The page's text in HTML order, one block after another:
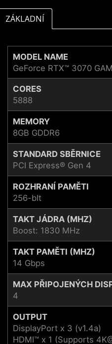
ZÁKLADNÍ
MODEL NAME
GeForce RTX™ 3070
CORES
5888
MEMORY
8GB GDDR6
STANDARD SBĚRNICE
PCI Express® Gen 4
ROZHRANÍ PAMĚTI
256-bIt
TAKT JÁDRA (MHZ)
Boost: 1830 MHz
TAKT PAMĚTI (MHZ)
14 Gbps
MAX PŘIPOJENÝCH
4
OUTPUT
DisplayPort x 3 (v1.4a)
HDMI™ x 1 (Supports